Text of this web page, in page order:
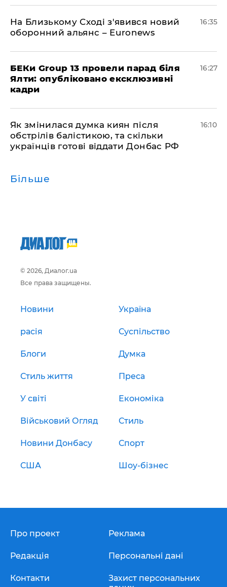
На Близькому Сході з'явився новий
оборонний альянс – Euronews
16:35
БЕКи Group 13 провели парад біля
Ялти: опубліковано ексклюзивні
кадри
16:27
Як змінилася думка киян після
обстрілів балістикою, та скільки
українців готові віддати Донбас РФ
16:10
Більше
© 2026, Диалог.ua
Все права защищены.
Новини Україна
расія Суспільство
Блоги Думка
Стиль життя Преса
У світі Економіка
Військовий Огляд Стиль
Новини Донбасу Спорт
США Шоу-бізнес
Про проект
Редакція
Контакти
Реклама
Персональні дані
Захист персональних